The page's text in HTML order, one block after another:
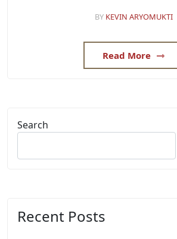
BY KEVIN ARYOMUKTI
Read More
Search
Recent Posts